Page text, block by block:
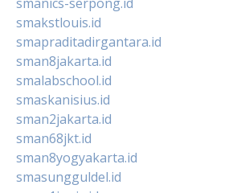
smakstlouis.id
smapraditadirgantara.id
sman8jakarta.id
smalabschool.id
smaskanisius.id
sman2jakarta.id
sman68jkt.id
sman8yogyakarta.id
smasungguldel.id